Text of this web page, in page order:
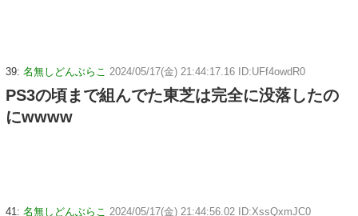
39: 名無しどんぶらこ 2024/05/17(金) 21:44:17.16 ID:UFf4owdR0
PS3の頃まで組んでた東芝は完全に没落したの
にwwww
41: 名無しどんぶらこ 2024/05/17(金) 21:44:56.02 ID:XssQxmJC0